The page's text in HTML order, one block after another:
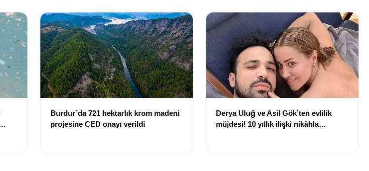
Burdur’da 721 hektarlık krom madeni
projesine ÇED onayı verildi
Derya Uluğ ve Asil Gök’ten evlilik
müjdesi! 10 yıllık ilişki nikâhla